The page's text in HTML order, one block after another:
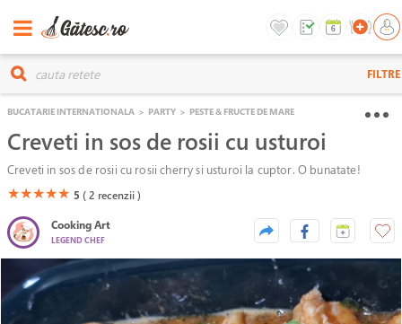
FILTRE
BUCATARIE INTERNATIONALA > PARTY > PESTE & FRUCTE DE MARE
Creveti in sos de rosii cu usturoi
Creveti in sos de rosii cu rosii cherry si usturoi la cuptor. O bunatate!
(*)
★(*)
★(*)
★(*)
★(*)
★ 5 ( 2 recenzii )
Cooking Art
LEGEND CHEF